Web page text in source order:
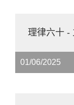
理律六十 -
01/06/2025